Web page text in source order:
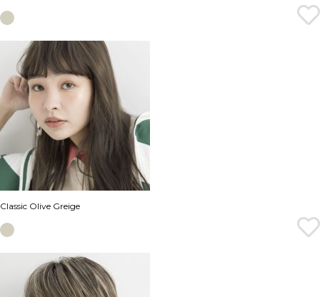
Classic Olive Greige